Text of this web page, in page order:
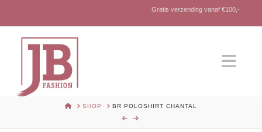
Gratis verzending vanaf €100,-
HOMESHOP BR POLOSHIRT CHANTAL